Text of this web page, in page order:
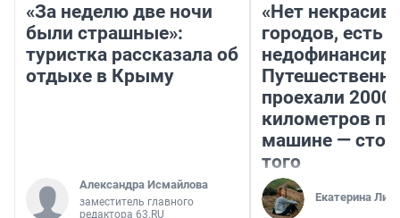
«За неделю две ночи
были страшные»:
туристка рассказала об
отдыхе в Крыму
Александра Исмайлова
заместитель главного
редактора 63.RU
«Нет
городов, есть
проехали 2000
километров по
машине —
того
Екатерина